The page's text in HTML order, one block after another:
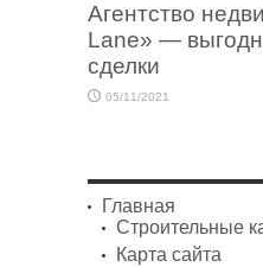
Агентство
Lane» —
сделки
05/11/2021
Главная
Строительные
Карта сайта